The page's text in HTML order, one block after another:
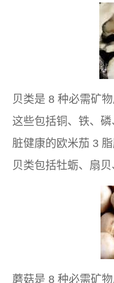
贝类是 8 种必需矿
这些包括铜、铁、
脏健康的欧米茄 3
贝类包括牡蛎、扇
蘑菇是 8 种必需矿